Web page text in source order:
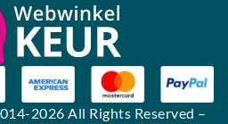
2026 All Rights Reserved –